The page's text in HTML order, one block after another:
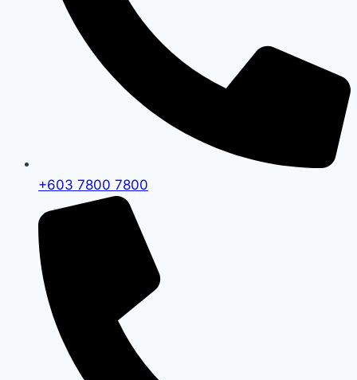
+603 7800 7800